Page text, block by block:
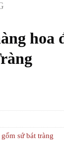
hoa
sứ bát tràng